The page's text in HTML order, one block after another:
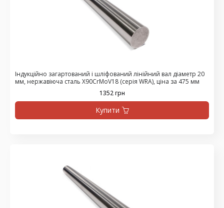
Індукційно загартований і шліфований лінійний вал діаметр 20
мм, нержавіюча сталь X90CrMoV18 (серія WRA), ціна за 475 мм
1352 грн
Купити